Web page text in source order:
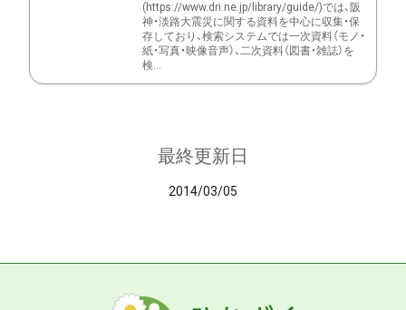
(https://www.dri.ne.jp/library/guide/)では、阪
神・淡路大震災に関する資料を中心に収集・保
存しており、検索システムでは一次資料（モノ・
紙・写真・映像音声）、二次資料（図書・雑誌）を
検...
最終更新日
2014/03/05